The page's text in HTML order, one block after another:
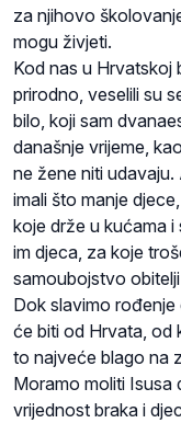
za njihovo
mogu živjeti.
Kod nas u Hrvatskoj
prirodno, veselili su
bilo, koji sam
današnje vrijeme,
ne žene niti
imali što manje
koje drže u kućama
im djeca, za koje
samoubojstvo
Dok slavimo
će biti od Hrvata, od
to najveće blago na
Moramo moliti Isusa
vrijednost braka i